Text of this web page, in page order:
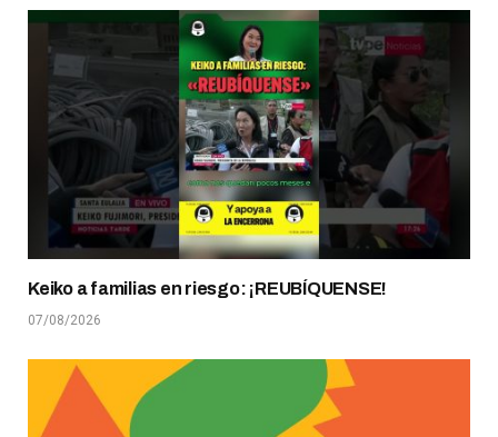
Keiko a familias en riesgo: ¡REUBÍQUENSE!
07/08/2026